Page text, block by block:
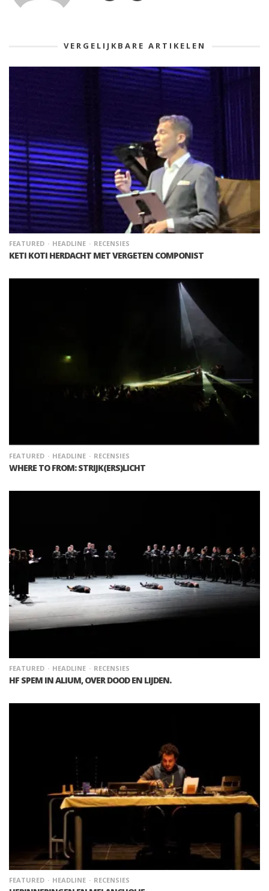
VERGELIJKBARE ARTIKELEN
FEATURED HEADLINE RECENSIES
KETI KOTI HERDACHT MET VERGETEN COMPONIST
FEATURED HEADLINE RECENSIES
WHERE TO FROM: STRIJK(ERS)LICHT
FEATURED HEADLINE RECENSIES
HF SPEM IN ALIUM, OVER DOOD EN LIJDEN.
FEATURED HEADLINE RECENSIES